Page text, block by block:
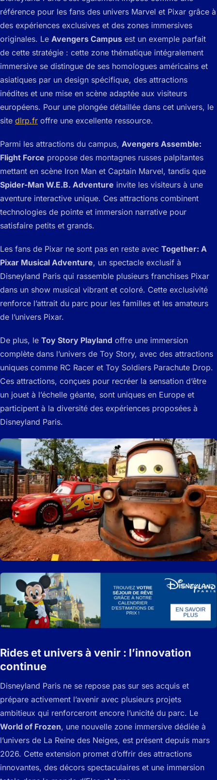
référence pour les fans des univers Marvel et Pixar grâce à
des expériences exclusives et des zones immersives
originales. Le Avengers Campus est un exemple parfait
de cette stratégie : cette zone thématique intégralement
immersive se distingue de ses homologues américains et
asiatiques par un design spécifique, des attractions
inédites et une mise en scène adaptée aux visiteurs
européens. Pour une plongée détaillée dans cet univers, le
site dlrp.fr offre une excellente ressource.
Parmi les attractions du campus, Avengers Assemble:
Flight Force propose des montagnes russes palpitantes
mettant en scène Iron Man et Captain Marvel, tandis que
Spider-Man W.E.B. Adventure invite les visiteurs à une
aventure interactive unique. Ces attractions combinent
technologies de pointe et immersion narrative pour
satisfaire petits et grands.
Les fans de Pixar ne sont pas en reste avec Together: A
Pixar Musical Adventure, un spectacle exclusif à
Disneyland Paris qui rassemble plusieurs franchises Pixar
dans un show musical vibrant et coloré. Cette exclusivité
renforce l’attrait du parc pour les familles et les amateurs
de l’univers Pixar.
De plus, le Toy Story Playland offre une immersion
complète dans l’univers de Toy Story, avec des attractions
uniques comme RC Racer et Toy Soldiers Parachute Drop.
Ces attractions, conçues pour recréer la sensation d’être
un jouet à l’échelle géante, sont uniques en Europe et
participent à la diversité des expériences proposées à
Disneyland Paris.
Rides et univers à venir : l’innovation
continue
Disneyland Paris ne se repose pas sur ses acquis et
prépare activement l’avenir avec plusieurs projets
ambitieux qui renforceront encore l’unicité du parc. Le
World of Frozen, une nouvelle zone immersive dédiée à
l’univers de La Reine des Neiges, est présent depuis mars
2026. Cette extension promet d’offrir des attractions
innovantes, des décors spectaculaires et une immersion